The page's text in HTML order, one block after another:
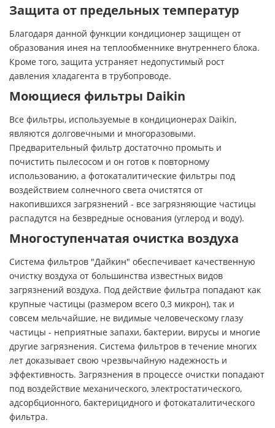
Защита от предельных температур
Благодаря данной функции кондиционер защищен от
образования инея на теплообменнике внутреннего блока.
Кроме того, защита устраняет недопустимый рост
давления хладагента в трубопроводе.
Моющиеся фильтры Daikin
Все фильтры, используемые в кондиционерах Daikin,
являются долговечными и многоразовыми.
Предварительный фильтр достаточно промыть и
почистить пылесосом и он готов к повторному
использованию, а фотокаталитические фильтры под
воздействием солнечного света очистятся от
накопившихся загрязнений - все загрязняющие частицы
распадутся на безвредные основания (углерод и воду).
Многоступенчатая очистка воздуха
Система фильтров "Дайкин" обеспечивает качественную
очистку воздуха от большинства известных видов
загрязнений воздуха. Под действие фильтра попадают как
крупные частицы (размером всего 0,3 микрон), так и
совсем мельчайшие, не видимые человеческому глазу
частицы - неприятные запахи, бактерии, вирусы и многие
другие загрязнения. Система фильтров в течение многих
лет доказывает свою чрезвычайную надежность и
эффективность. Загрязнения в процессе очистки попадают
под воздействие механического, электростатического,
адсорбционного, бактерицидного и фотокаталитического
фильтра.